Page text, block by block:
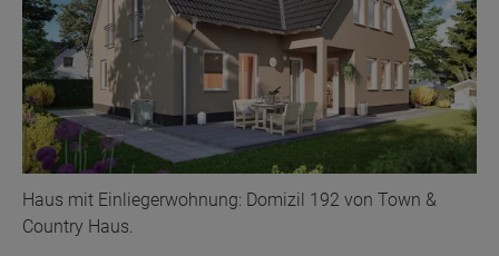
Haus mit Einliegerwohnung: Domizil 192 von Town &
Country Haus.